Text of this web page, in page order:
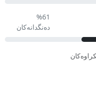
%61
دەنگدانەکان